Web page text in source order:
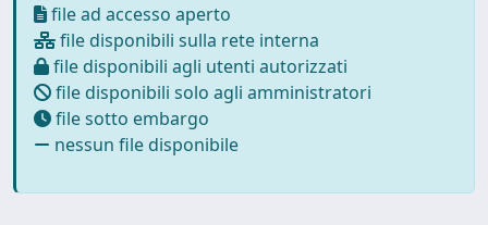
file ad accesso aperto
file disponibili sulla rete interna
file disponibili agli utenti autorizzati
file disponibili solo agli amministratori
file sotto embargo
nessun file disponibile